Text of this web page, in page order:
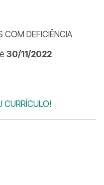
COM DEFICIÊNCIA
30/11/2022
CURRÍCULO!